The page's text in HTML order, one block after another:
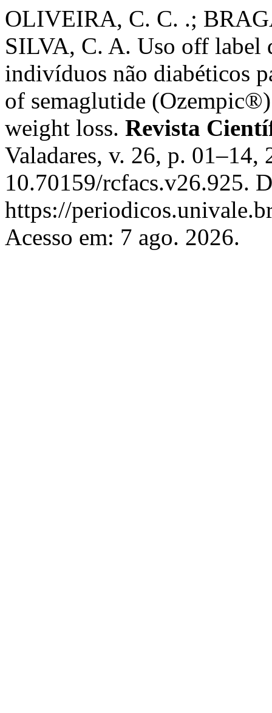
OLIVEIRA, C. C. .;
SILVA, C. A. Uso off label
indivíduos não diabéticos
of semaglutide
weight loss. Revista
Valadares, v. 26, p. 01–14,
10.70159/rcfacs.v26.925.
https://
Acesso em: 7 ago. 2026.